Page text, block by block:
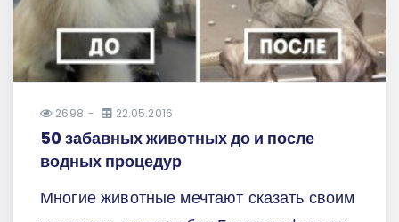
2698 22.05.2016
50 забавных животных до и после
водных процедур
Многие животные мечтают сказать своим